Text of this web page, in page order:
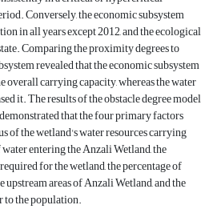
Conversely, the economic subsystem
in all years except 2012, and the ecological
Comparing the proximity degrees to
revealed that the economic subsystem
carrying capacity, whereas the water
it. The results of the obstacle degree model
that the four primary factors
of the wetland's water resources carrying
entering the Anzali Wetland, the
for the wetland, the percentage of
areas of Anzali Wetland, and the
the population.